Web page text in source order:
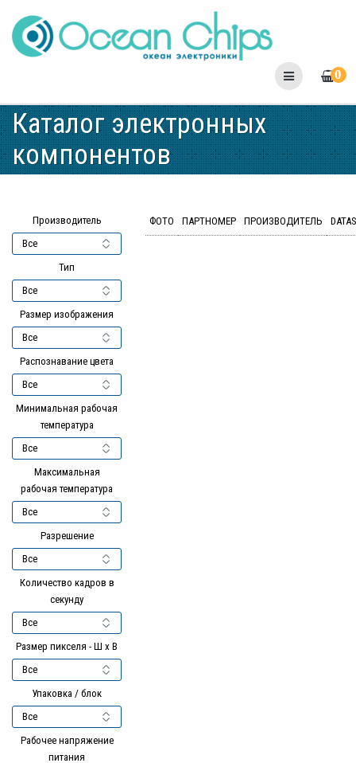
to
content
0
Каталог электронных
компонентов
Производитель
Тип
Размер изображения
Распознавание цвета
Минимальная рабочая
температура
Максимальная
рабочая температура
Разрешение
Количество кадров в
секунду
Размер пикселя - Ш x В
Упаковка / блок
Рабочее напряжение
питания
ФОТО ПАРТНОМЕР ПРОИЗВОДИТЕЛЬ